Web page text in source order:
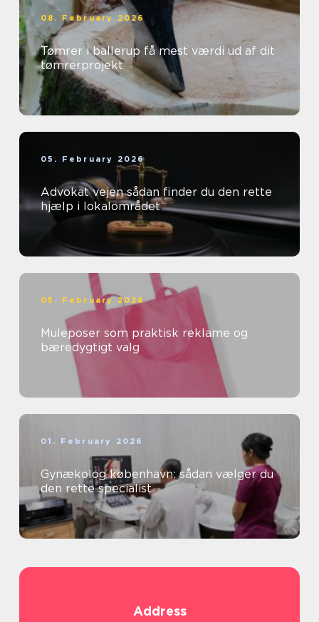
08. February 2026
Tømrer i ballerup få mest værdi ud af dit
tømrerprojekt
05. February 2026
Advokat vejen sådan finder du den rette
hjælp i lokalområdet
05. February 2026
Muleposer som praktisk reklame og
bæredygtigt valg
01. February 2026
Gynækolog københavn: sådan vælger du
den rette specialist
Address